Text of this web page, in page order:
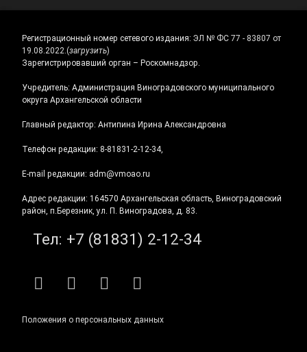
Регистрационный номер сетевого издания: ЭЛ № ФС 77 - 83807 от
19.08.2022.(загрузить)
Зарегистрировавший орган – Роскомнадзор.
Учредитель: Администрация Виноградовского муниципального
округа Архангельской области
Главный редактор: Антипина Ирина Александровна
Телефон редакции: 8-81831-2-12-34,
E-mail редакции: adm@vmoao.ru
Адрес редакции: 164570 Архангельская область, Виноградовский
район, п.Березник, ул. П. Виноградова, д. 83.
Тел: +7 (81831) 2-12-34
RSS E-mailВКонтакте
Telegram
Положения о персональных данных